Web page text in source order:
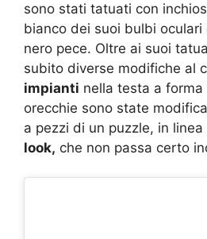
sono stati tatuati con
bianco dei suoi bulbi
nero pece. Oltre ai suoi
subito diverse modifiche al
impianti nella testa a
orecchie sono state
a pezzi di un puzzle, in linea
look, che non passa certo